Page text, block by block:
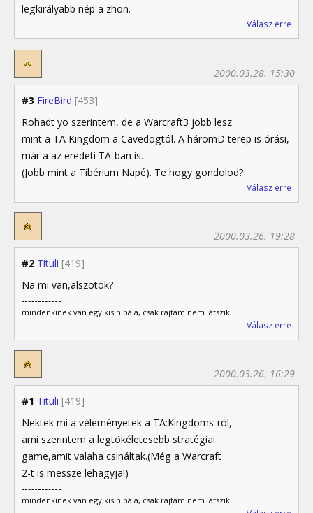
legkirályabb nép a zhon.
Válasz erre
#3 FireBird [453]
2000.03.28. 15:30
Rohadt yo szerintem, de a Warcraft3 jobb lesz
mint a TA Kingdom a Cavedogtól. A háromD terep is órási,
már a az eredeti TA-ban is.
(Jobb mint a Tibérium Napé). Te hogy gondolod?
Válasz erre
#2 Tituli [419]
2000.03.26. 19:28
Na mi van,alszotok?
mindenkinek van egy kis hibája, csak rajtam nem látszik...
Válasz erre
#1 Tituli [419]
2000.03.26. 16:29
Nektek mi a véleményetek a TA:Kingdoms-ról,
ami szerintem a legtökéletesebb stratégiai
game,amit valaha csináltak.(Még a Warcraft
2-t is messze lehagyja!)
mindenkinek van egy kis hibája, csak rajtam nem látszik...